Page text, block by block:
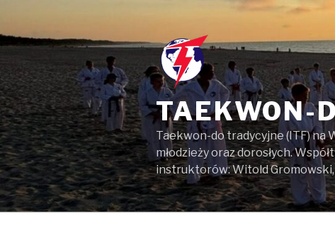
treści
TAEKWON-
Taekwon-do tradycyjne (ITF) na
młodzieży oraz dorosłych.
instruktorów: Witold Gromowski,